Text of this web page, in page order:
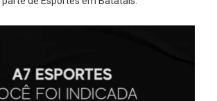
de Esportes em Batatais.